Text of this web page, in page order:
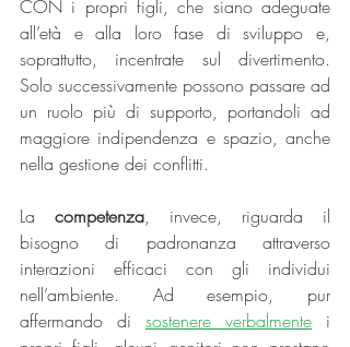
CON i propri figli, che siano adeguate
all’età e alla loro fase di sviluppo e,
soprattutto, incentrate sul divertimento.
Solo successivamente possono passare ad
un ruolo più di supporto, portandoli ad
maggiore indipendenza e spazio, anche
nella gestione dei conflitti.
La competenza, invece, riguarda il
bisogno di padronanza attraverso
interazioni efficaci con gli individui
nell’ambiente. Ad esempio, pur
affermando di sostenere verbalmente i